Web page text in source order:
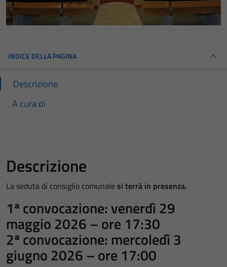
INDICE DELLA PAGINA
Descrizione
A cura di
Descrizione
La seduta di consiglio comunalesi terrà in presenza.
1ª convocazione: venerdì 29
maggio 2026 – ore 17:30
2ª convocazione: mercoledì 3
giugno 2026 – ore 17:00